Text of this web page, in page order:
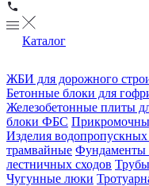
Каталог
ЖБИ для дорожного
Бетонные блоки для
Железобетонные плиты
блоки ФБС
Изделия водопропускных
трамвайные Фундаменты
лестничных сходов
Чугунные люки